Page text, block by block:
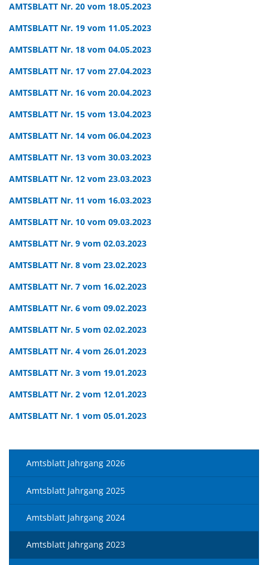
AMTSBLATT Nr. 20 vom 18.05.2023
AMTSBLATT Nr. 19 vom 11.05.2023
AMTSBLATT Nr. 18 vom 04.05.2023
AMTSBLATT Nr. 17 vom 27.04.2023
AMTSBLATT Nr. 16 vom 20.04.2023
AMTSBLATT Nr. 15 vom 13.04.2023
AMTSBLATT Nr. 14 vom 06.04.2023
AMTSBLATT Nr. 13 vom 30.03.2023
AMTSBLATT Nr. 12 vom 23.03.2023
AMTSBLATT Nr. 11 vom 16.03.2023
AMTSBLATT Nr. 10 vom 09.03.2023
AMTSBLATT Nr. 9 vom 02.03.2023
AMTSBLATT Nr. 8 vom 23.02.2023
AMTSBLATT Nr. 7 vom 16.02.2023
AMTSBLATT Nr. 6 vom 09.02.2023
AMTSBLATT Nr. 5 vom 02.02.2023
AMTSBLATT Nr. 4 vom 26.01.2023
AMTSBLATT Nr. 3 vom 19.01.2023
AMTSBLATT Nr. 2 vom 12.01.2023
AMTSBLATT Nr. 1 vom 05.01.2023
Amtsblatt Jahrgang 2026
Amtsblatt Jahrgang 2025
Amtsblatt Jahrgang 2024
Amtsblatt Jahrgang 2023